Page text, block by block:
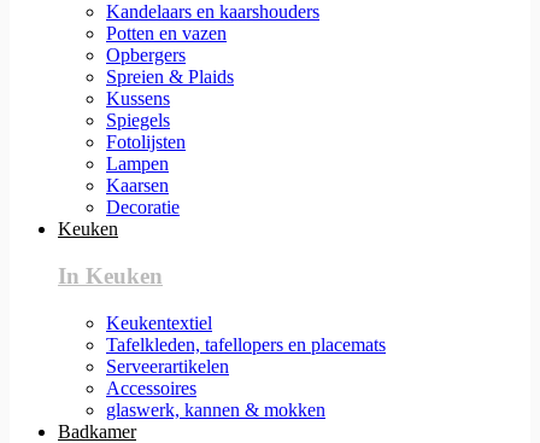
Kandelaars en kaarshouders
Potten en vazen
Opbergers
Spreien & Plaids
Kussens
Spiegels
Fotolijsten
Lampen
Kaarsen
Decoratie
Keuken
In Keuken
Keukentextiel
Tafelkleden, tafellopers en placemats
Serveerartikelen
Accessoires
glaswerk, kannen & mokken
Badkamer